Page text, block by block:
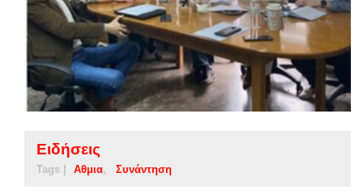
Ειδήσεις
Tags | Αθμια Συνάντηση